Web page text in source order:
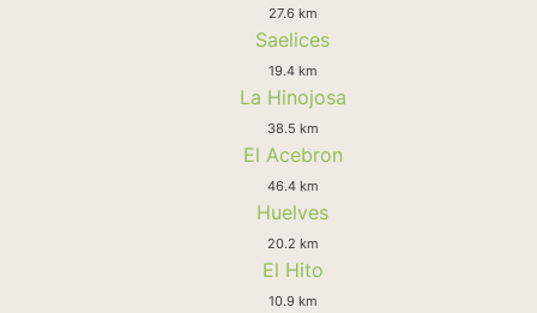
27.6 km
Saelices
19.4 km
La Hinojosa
38.5 km
El Acebron
46.4 km
Huelves
20.2 km
El Hito
10.9 km